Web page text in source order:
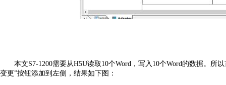
本文S7-1200需要从H5U读取10个Word，写入10个Word的数据。所
变更”按钮添加到左侧，结果如下图：